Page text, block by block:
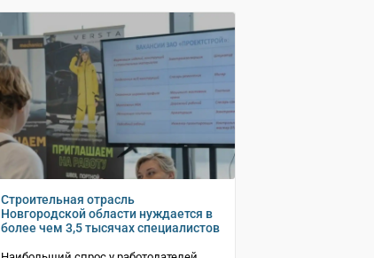
Строительная отрасль
Новгородской области нуждается в
более чем 3,5 тысячах специалистов